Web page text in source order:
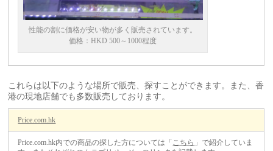
性能の割に価格が安い物が多く販売されています。
価格：HKD 500～1000程度
これらは以下のような場所で販売、探すことができます。また、香
港の現地店舗でも多数販売しております。
Price.com.hk
Price.com.hk内での商品の探した方については「こちら 」で紹介していま